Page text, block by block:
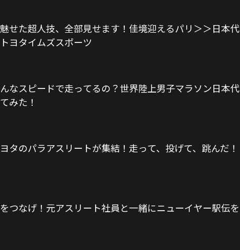
せた超人技、全部見せます！佳境迎えるパリ＞＞日本代
ヨタイムズスポーツ
なスピードで走ってるの？世界陸上男子マラソン日本代
みた！
タのパラアスリートが集結！走って、投げて、跳んだ！
つなげ！元アスリート社員と一緒にニューイヤー駅伝を